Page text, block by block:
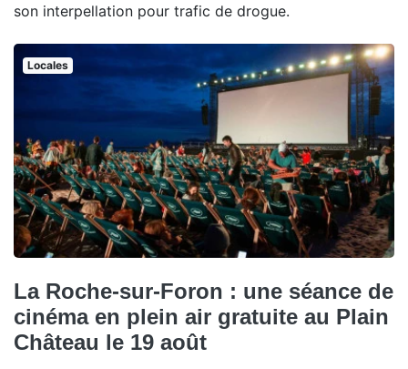
son interpellation pour trafic de drogue.
Locales
La Roche-sur-Foron : une séance de
cinéma en plein air gratuite au Plain
Château le 19 août